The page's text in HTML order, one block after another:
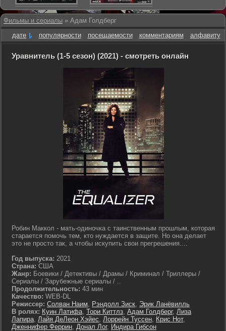
Фильмы и сериалы » Адам Голдберг
дате
популярности посещаемости комментариям алфавиту
Уравнитель (1-5 сезон) (2021) - смотреть онлайн
Робин Маккол - мать-одиночка с таинственным прошлым, которая
старается помочь тем, кто нуждается в защите. Но она делает
это не просто так, а чтобы искупить свои прегрешения....
Год выпуска: 2021
Страна: США
Жанр: Боевики / Детективы / Драмы / Криминал / Триллеры /
Сериалы / Зарубежные сериалы / ..
Продолжительность: 43 мин
Качество: WEB-DL
Режиссер: Солван Наим, Рэндолл Зиск, Эрик Ланёвилль
В ролях: Куин Латифа, Тори Киттлз, Адам Голдберг, Лиза
Лапира, Лайя ДеЛеон Хэйес, Лоррейн Туссен, Крис Нот,
Дженнифер Феррин, Донал Лог, Индира Гибсон